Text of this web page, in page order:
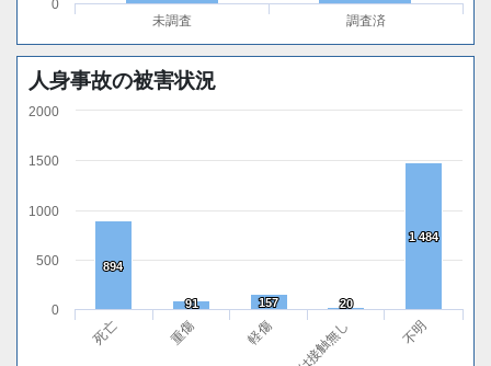
未調査 調査済
0
人身事故の被害状況
894
894
91
91 157
157 20
20
1 484
1 484
死亡 重傷 軽傷 不明
0
500
1000
1500
2000